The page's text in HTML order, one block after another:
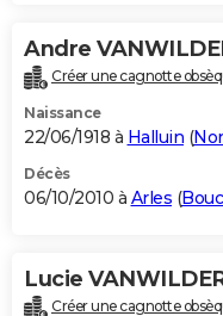
Andre
Créer une cagnotte
Naissance
22/06/1918 à Halluin (
Décès
06/10/2010 à Arles (
Lucie
Créer une cagnotte